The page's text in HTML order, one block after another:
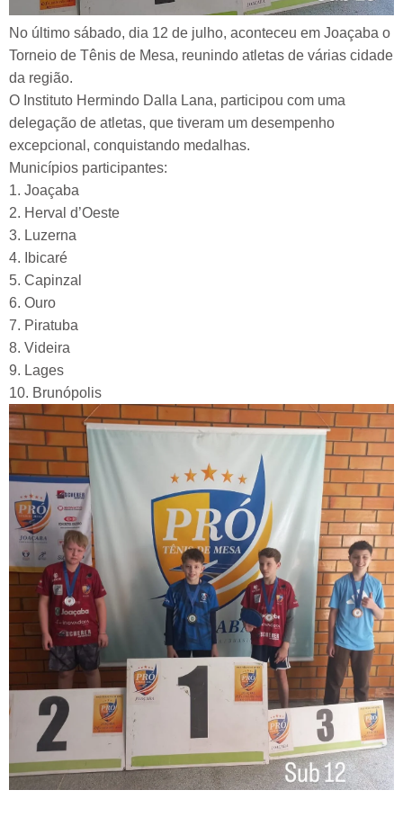
No último sábado, dia 12 de julho, aconteceu em Joaçaba o
Torneio de Tênis de Mesa, reunindo atletas de várias cidade
da região.
O Instituto Hermindo Dalla Lana, participou com uma
delegação de atletas, que tiveram um desempenho
excepcional, conquistando medalhas.
Municípios participantes:
1. Joaçaba
2. Herval d’Oeste
3. Luzerna
4. Ibicaré
5. Capinzal
6. Ouro
7. Piratuba
8. Videira
9. Lages
10. Brunópolis